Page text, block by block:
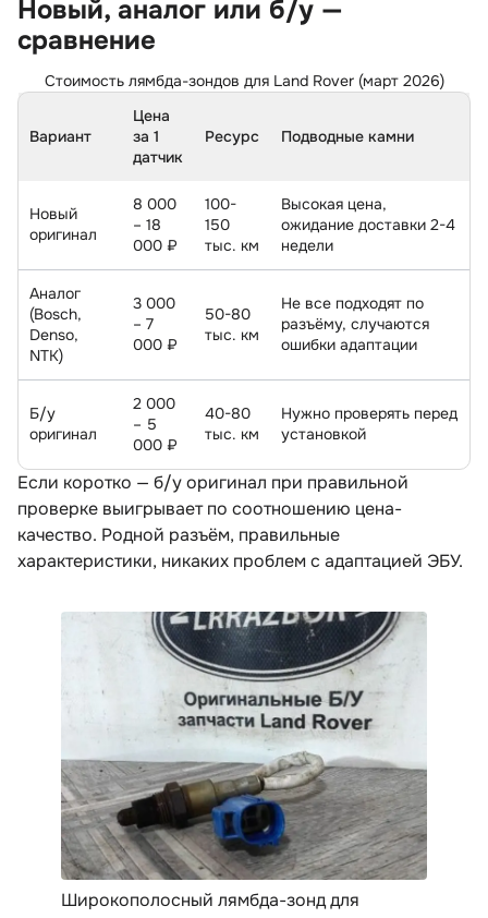
Новый, аналог или б/у —
сравнение
Стоимость лямбда-зондов для Land Rover (март 2026)
Вариант
Цена
за 1
датчик
Ресурс Подводные камни
Новый
оригинал
8 000
– 18
000 ₽
100-
150
тыс. км
Высокая цена,
ожидание доставки 2-4
недели
Анало
(Bosch,
Denso,
NTK)
3 000
– 7
000 ₽
50-80
тыс. км
Не все подходят по
разъёму, случаются
ошибки адаптации
Б/у
оригинал
2 000
– 5
000 ₽
40-80
тыс. км
Нужно проверять перед
установкой
Если коротко — б/у оригинал при правильной
проверке выигрывает по соотношению цена-
качество. Родной разъём, правильные
характеристики, никаких проблем с адаптацией ЭБУ.
Широкополосный лямбда-зонд для